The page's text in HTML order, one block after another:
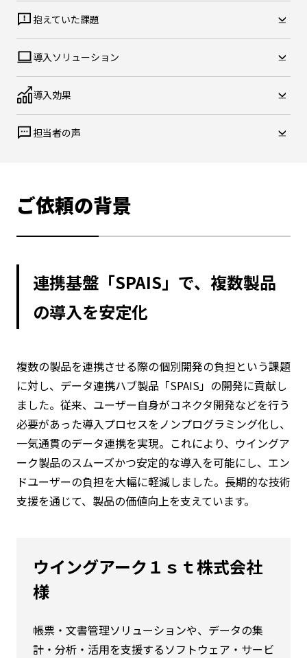
抱えていた課題
導入ソリューション
導入効果
担当者の声
ご依頼の背景
連携基盤「SPAIS」で、複数製品
の導入を安定化
複数の製品を連携させる際の個別開発の負担という課題
に対し、データ連携ハブ製品「SPAIS」の開発に貢献し
ました。従来、ユーザー自身がコネクタ開発などを行う
必要があった導入プロセスをノンプログラミング化し、
一気通貫のデータ連携を実現。これにより、ウイングア
ーク製品のスムーズかつ安定的な導入を可能にし、エン
ドユーザーの負担を大幅に軽減しました。長期的な技術
支援を通じて、製品の価値向上を支えています。
ウイングアーク１ｓｔ株式会社
様
帳票・文書管理ソリューションや、データの集
計・分析・活用を支援するソフトウェア・サービ